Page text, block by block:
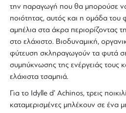
την παραγωγή που θα μπορούσε
ποιότητας, αυτός και η ομάδα
αμπέλια στα άκρα περιορίζοντας
στο ελάχιστο. Βιοδυναμική,
φύτευση σκληραγωγούν τα φυτά
συμπύκνωσης της ενέργειάς τους
ελάχιστα τσαμπιά.
Για το Idylle d’ Achinos, τρεις
καταμερισμένες μπλέκουν σε ένα